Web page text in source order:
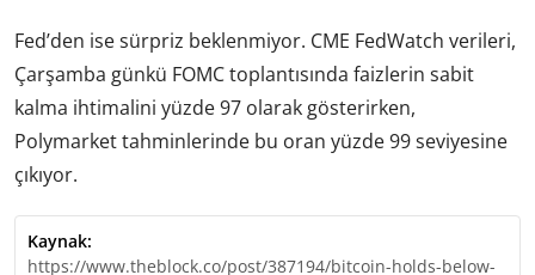
Fed’den ise sürpriz beklenmiyor. CME FedWatch verileri,
Çarşamba günkü FOMC toplantısında faizlerin sabit
kalma ihtimalini yüzde 97 olarak gösterirken,
Polymarket tahminlerinde bu oran yüzde 99 seviyesine
çıkıyor.
Kaynak:
https://www.theblock.co/post/387194/bitcoin-holds-below-